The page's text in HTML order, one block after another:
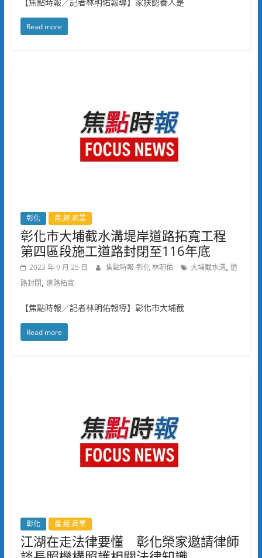
Read more
彰化 產.經.商業
彰化市大埔截水溝堤岸道路拓寬工程
第四區段施工道路封閉至116年底
2023 年 9 月 25 日 焦點時報-彰化 林明佑 大埔截水溝, 道
路封閉, 道路拓寬
【焦點時報／記者林明佑報導】彰化市大埔截
Read more
彰化 產.經.商業
江湖在走法律要懂 彰化榮家邀請律師